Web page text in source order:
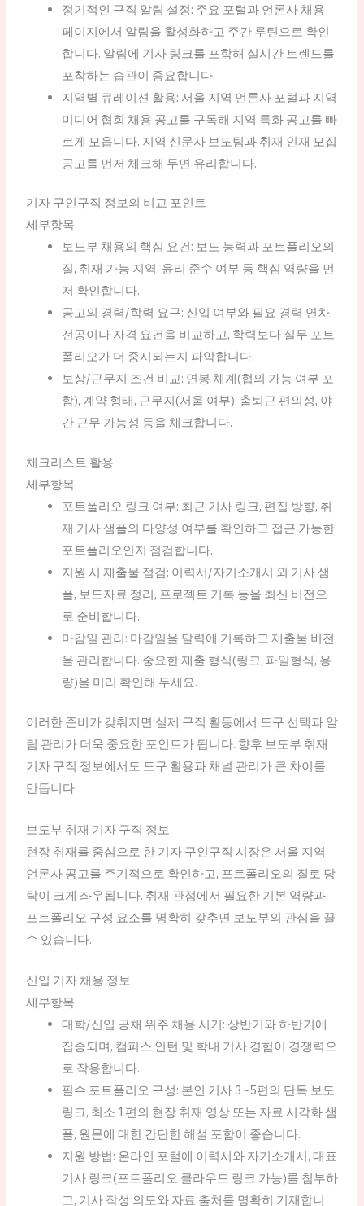
정기적인 구직 알림 설정: 주요 포털과 언론사 채용
페이지에서 알림을 활성화하고 주간 루틴으로 확인
합니다. 알림에 기사 링크를 포함해 실시간 트렌드를
포착하는 습관이 중요합니다.
지역별 큐레이션 활용: 서울 지역 언론사 포털과 지역
미디어 협회 채용 공고를 구독해 지역 특화 공고를 빠
르게 모읍니다. 지역 신문사 보도팀과 취재 인재 모집
공고를 먼저 체크해 두면 유리합니다.
기자 구인구직 정보의 비교 포인트
세부항목
보도부 채용의 핵심 요건: 보도 능력과 포트폴리오의
질, 취재 가능 지역, 윤리 준수 여부 등 핵심 역량을 먼
저 확인합니다.
공고의 경력/학력 요구: 신입 여부와 필요 경력 연차,
전공이나 자격 요건을 비교하고, 학력보다 실무 포트
폴리오가 더 중시되는지 파악합니다.
보상/근무지 조건 비교: 연봉 체계(협의 가능 여부 포
함), 계약 형태, 근무지(서울 여부), 출퇴근 편의성, 야
간 근무 가능성 등을 체크합니다.
체크리스트 활용
세부항목
포트폴리오 링크 여부: 최근 기사 링크, 편집 방향, 취
재 기사 샘플의 다양성 여부를 확인하고 접근 가능한
포트폴리오인지 점검합니다.
지원 시 제출물 점검: 이력서/자기소개서 외 기사 샘
플, 보도자료 정리, 프로젝트 기록 등을 최신 버전으
로 준비합니다.
마감일 관리: 마감일을 달력에 기록하고 제출물 버전
을 관리합니다. 중요한 제출 형식(링크, 파일형식, 용
량)을 미리 확인해 두세요.
이러한 준비가 갖춰지면 실제 구직 활동에서 도구 선택과 알
림 관리가 더욱 중요한 포인트가 됩니다. 향후 보도부 취재
기자 구직 정보에서도 도구 활용과 채널 관리가 큰 차이를
만듭니다.
보도부 취재 기자 구직 정보
현장 취재를 중심으로 한 기자 구인구직 시장은 서울 지역
언론사 공고를 주기적으로 확인하고, 포트폴리오의 질로 당
락이 크게 좌우됩니다. 취재 관점에서 필요한 기본 역량과
포트폴리오 구성 요소를 명확히 갖추면 보도부의 관심을 끌
수 있습니다.
신입 기자 채용 정보
세부항목
대학/신입 공채 위주 채용 시기: 상반기와 하반기에
집중되며, 캠퍼스 인턴 및 학내 기사 경험이 경쟁력으
로 작용합니다.
필수 포트폴리오 구성: 본인 기사 3~5편의 단독 보도
링크, 최소 1편의 현장 취재 영상 또는 자료 시각화 샘
플, 원문에 대한 간단한 해설 포함이 좋습니다.
지원 방법: 온라인 포털에 이력서와 자기소개서, 대표
기사 링크(포트폴리오 클라우드 링크 가능)를 첨부하
고, 기사 작성 의도와 자료 출처를 명확히 기재합니